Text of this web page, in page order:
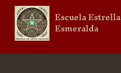
Escuela Estrella
Esmeralda